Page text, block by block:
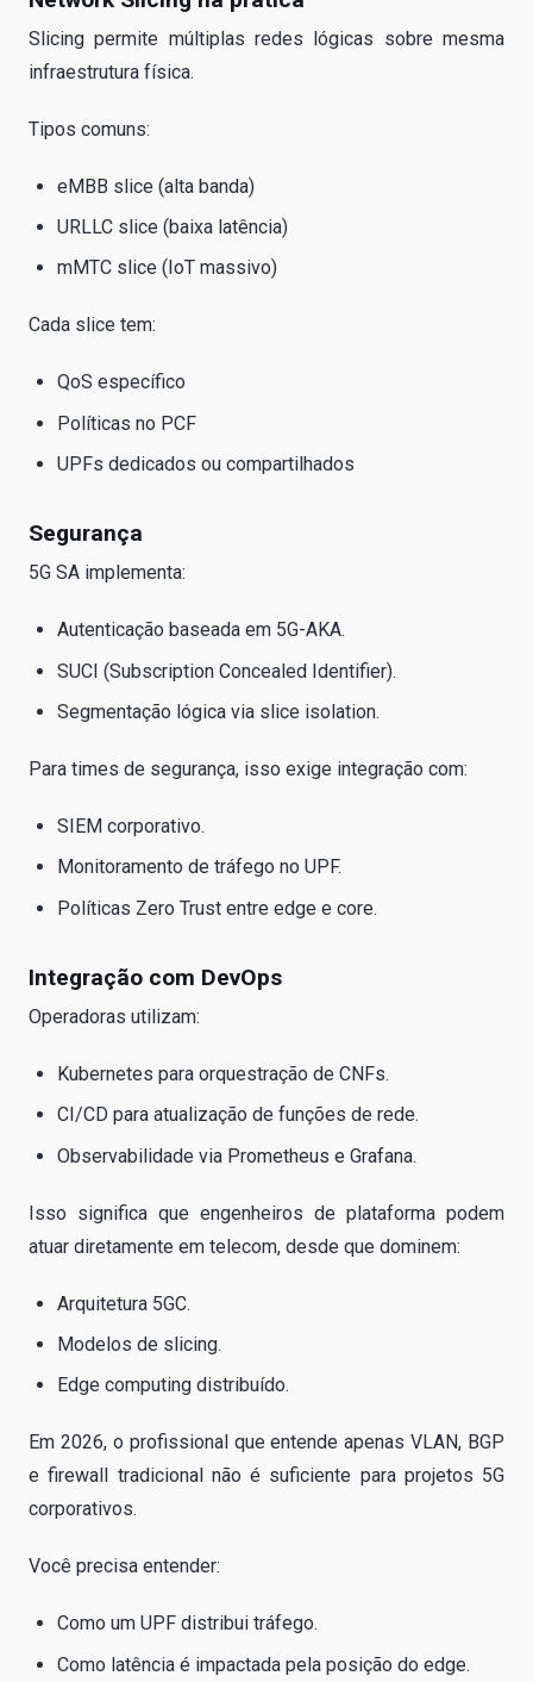
Slicing permite múltiplas redes lógicas sobre mesma
infraestrutura física.
Tipos comuns:
eMBB slice (alta banda)
URLLC slice (baixa latência)
mMTC slice (IoT massivo)
Cada slice tem:
QoS específico
Políticas no PCF
UPFs dedicados ou compartilhados
Segurança
5G SA implementa:
Autenticação baseada em 5G-AKA.
SUCI (Subscription Concealed Identifier).
Segmentação lógica via slice isolation.
Para times de segurança, isso exige integração com:
SIEM corporativo.
Monitoramento de tráfego no UPF.
Políticas Zero Trust entre edge e core.
Integração com DevOps
Operadoras utilizam:
Kubernetes para orquestração de CNFs.
CI/CD para atualização de funções de rede.
Observabilidade via Prometheus e Grafana.
Isso significa que engenheiros de plataforma podem
atuar diretamente em telecom, desde que dominem:
Arquitetura 5GC.
Modelos de slicing.
Edge computing distribuído.
Em 2026, o profissional que entende apenas VLAN, BGP
e firewall tradicional não é suficiente para projetos 5G
corporativos.
Você precisa entender:
Como um UPF distribui tráfego.
Como latência é impactada pela posição do edge.